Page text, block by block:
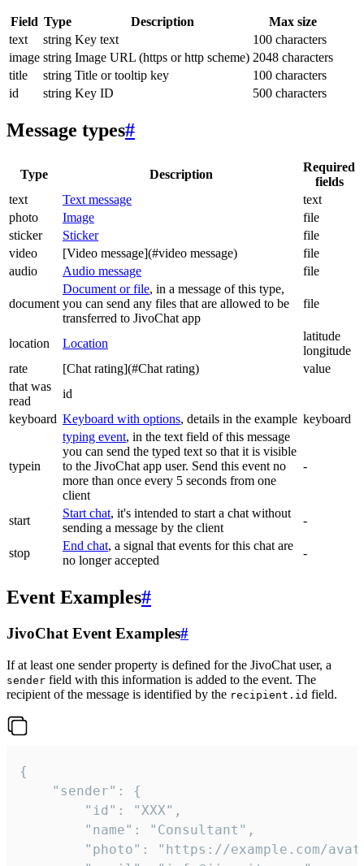
Field Type Description
Max size
text
string Key text
100 characters
image string Image URL (https or http scheme) 2048 characters
title
string Title or tooltip key
100 characters
id
string Key ID 500 characters
Message types#
Type Description
Required
fields
text
Text message
text
photo
Image
file
sticker
Sticker
file
video
[Video message](#video message)
file
audio
Audio message file
document
Document or file, in a message of this type,
you can send any files that are allowed to be
transferred to JivoChat app
file
location Location
latitude
longitude
rate
[Chat rating](#Chat rating)
value
that was
read
id
keyboard Keyboard with options, details in the example keyboard
typein
typing event, in the text field of this message
you can send the typed text so that it is visible
to the JivoChat app user. Send this event no
more than once every 5 seconds from one
client
-
start
Start chat, it's intended to start a chat without
sending a message by the client
-
stop
End chat, a signal that events for this chat are
no longer accepted
-
Event Examples#
JivoChat Event Examples#
If at least one sender property is defined for the JivoChat user, a
sender field with this information is added to the event. The
recipient of the message is identified by the recipient.id field.
{